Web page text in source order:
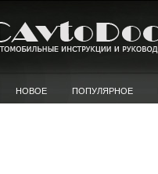
НОВОЕ ПОПУЛЯРНОЕ